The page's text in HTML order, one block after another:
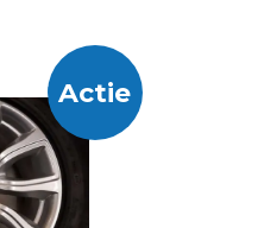
Actie